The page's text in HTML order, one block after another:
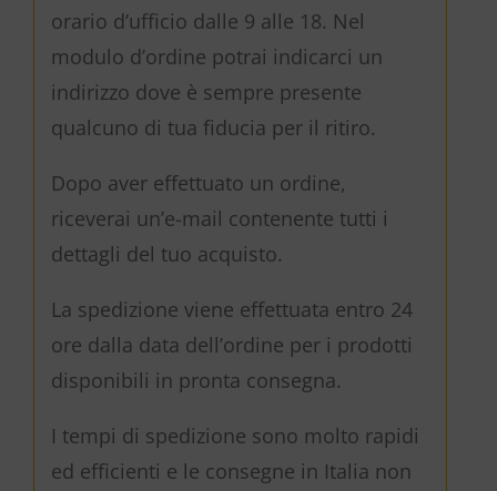
orario d’ufficio dalle 9 alle 18. Nel
modulo d’ordine potrai indicarci un
indirizzo dove è sempre presente
qualcuno di tua fiducia per il ritiro.
Dopo aver effettuato un ordine,
riceverai un’e-mail contenente tutti i
dettagli del tuo acquisto.
La spedizione viene effettuata entro 24
ore dalla data dell’ordine per i prodotti
disponibili in pronta consegna.
I tempi di spedizione sono molto rapidi
ed efficienti e le consegne in Italia non